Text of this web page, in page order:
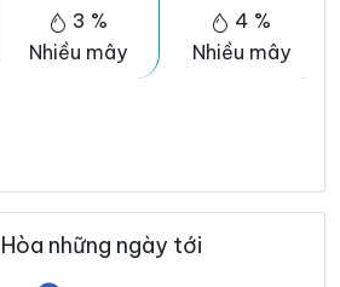
3 %
Nhiều mây
4 %
Nhiều mây
những ngày tới